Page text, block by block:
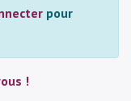
pour
!